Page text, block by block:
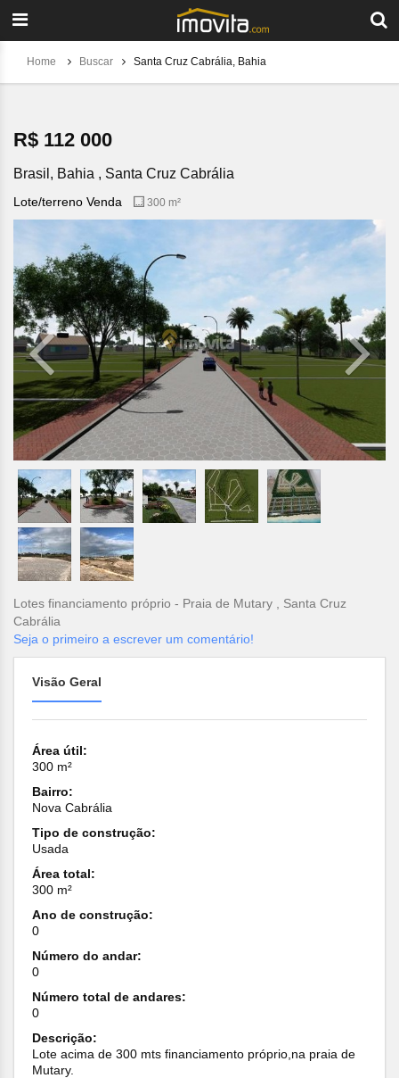
Home Buscar Santa Cruz Cabrália, Bahia
R$ 112 000
Brasil, Bahia , Santa Cruz Cabrália
Lote/terreno Venda 300 m²
Lotes financiamento próprio - Praia de Mutary , Santa Cruz
Cabrália
Seja o primeiro a escrever um comentário!
Visão Geral
Área útil:
300 m²
Bairro:
Nova Cabrália
Tipo de construção:
Usada
Área total:
300 m²
Ano de construção:
0
Número do andar:
0
Número total de andares:
0
Descrição:
Lote acima de 300 mts financiamento próprio,na praia de
Mutary.